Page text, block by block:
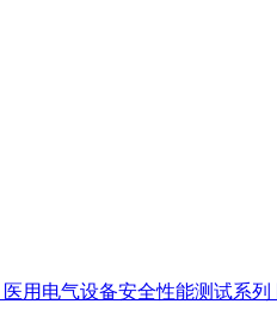
医用电气设备安全性能测试系列